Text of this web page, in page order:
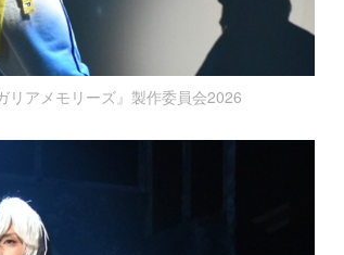
アメモリーズ』製作委員会2026